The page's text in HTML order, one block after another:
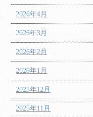
2026年4月
2026年3月
2026年2月
2026年1月
2025年12月
2025年11月